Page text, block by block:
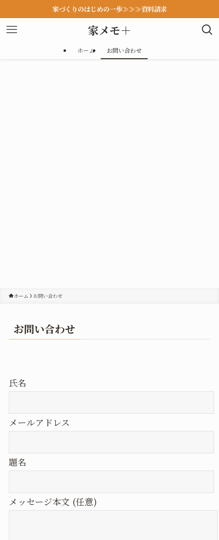
家づくりのはじめの一歩≫≫≫資料請求
家メモ＋
ホーム お問い合わせ
ホーム お問い合わせ
お問い合わせ
氏名
メールアドレス
題名
メッセージ本文 (任意)